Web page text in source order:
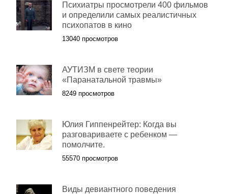
Психиатры просмотрели 400 фильмов
и определили самых реалистичных
психопатов в кино
13040 просмотров
АУТИЗМ в свете теории
«Паранатальной травмы»
8249 просмотров
Юлия Гиппенрейтер: Когда вы
разговариваете с ребенком —
помолчите.
55570 просмотров
Виды девиантного поведения